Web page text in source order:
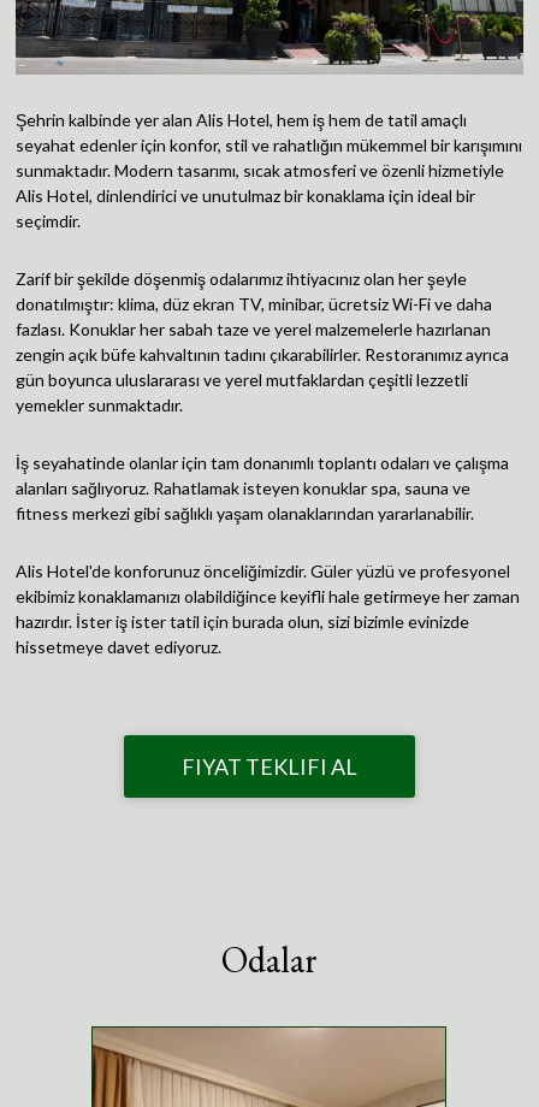
Şehrin kalbinde yer alan Alis Hotel, hem iş hem de tatil amaçlı
seyahat edenler için konfor, stil ve rahatlığın mükemmel bir karışımını
sunmaktadır. Modern tasarımı, sıcak atmosferi ve özenli hizmetiyle
Alis Hotel, dinlendirici ve unutulmaz bir konaklama için ideal bir
seçimdir.
Zarif bir şekilde döşenmiş odalarımız ihtiyacınız olan her şeyle
donatılmıştır: klima, düz ekran TV, minibar, ücretsiz Wi-Fi ve daha
fazlası. Konuklar her sabah taze ve yerel malzemelerle hazırlanan
zengin açık büfe kahvaltının tadını çıkarabilirler. Restoranımız ayrıca
gün boyunca uluslararası ve yerel mutfaklardan çeşitli lezzetli
yemekler sunmaktadır.
İş seyahatinde olanlar için tam donanımlı toplantı odaları ve çalışma
alanları sağlıyoruz. Rahatlamak isteyen konuklar spa, sauna ve
fitness merkezi gibi sağlıklı yaşam olanaklarından yararlanabilir.
Alis Hotel'de konforunuz önceliğimizdir. Güler yüzlü ve profesyonel
ekibimiz konaklamanızı olabildiğince keyifli hale getirmeye her zaman
hazırdır. İster iş ister tatil için burada olun, sizi bizimle evinizde
hissetmeye davet ediyoruz.
FIYAT TEKLIFI AL
Odalar